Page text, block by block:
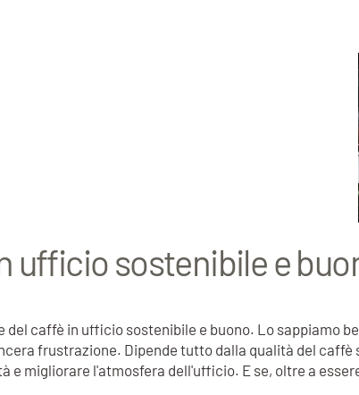
ufficio sostenibile e
del caffè in ufficio sostenibile e buono. Lo sappiamo
frustrazione. Dipende tutto dalla qualità del
e migliorare l'atmosfera dell'ufficio. E se, oltre a